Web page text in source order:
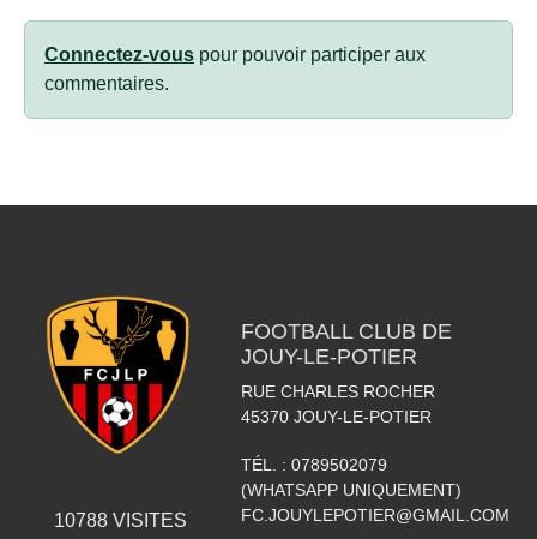
Connectez-vous pour pouvoir participer aux
commentaires.
10788VISITES
FOOTBALL CLUB DE
JOUY-LE-POTIER
RUE CHARLES ROCHER
45370 JOUY-LE-POTIER
TÉL. : 0789502079
(WHATSAPP UNIQUEMENT)
FC.JOUYLEPOTIER@GMAIL.COM